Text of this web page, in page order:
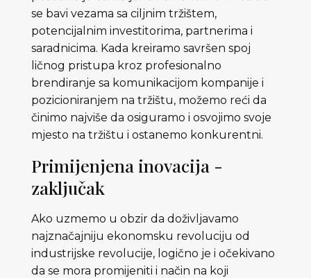
se bavi vezama sa ciljnim tržištem,
potencijalnim investitorima, partnerima i
saradnicima. Kada kreiramo savršen spoj
ličnog pristupa kroz profesionalno
brendiranje sa komunikacijom kompanije i
pozicioniranjem na tržištu, možemo reći da
činimo najviše da osiguramo i osvojimo svoje
mjesto na tržištu i ostanemo konkurentni.
Primijenjena inovacija -
zaključak
Ako uzmemo u obzir da doživljavamo
najznačajniju ekonomsku revoluciju od
industrijske revolucije, logično je i očekivano
da se mora promijeniti i način na koji